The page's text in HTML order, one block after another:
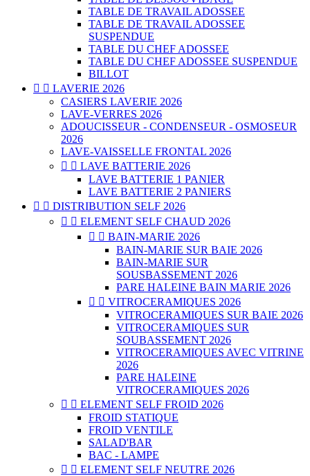
TABLE DE TRAVAIL ADOSSEE
TABLE DE TRAVAIL ADOSSEE
SUSPENDUE
TABLE DU CHEF ADOSSEE
TABLE DU CHEF ADOSSEE SUSPENDUE
BILLOT
  LAVERIE 2026
CASIERS LAVERIE 2026
LAVE-VERRES 2026
ADOUCISSEUR - CONDENSEUR - OSMOSEUR
2026
LAVE-VAISSELLE FRONTAL 2026
  LAVE BATTERIE 2026
LAVE BATTERIE 1 PANIER
LAVE BATTERIE 2 PANIERS
  DISTRIBUTION SELF 2026
  ELEMENT SELF CHAUD 2026
  BAIN-MARIE 2026
BAIN-MARIE SUR BAIE 2026
BAIN-MARIE SUR
SOUSBASSEMENT 2026
PARE HALEINE BAIN MARIE 2026
  VITROCERAMIQUES 2026
VITROCERAMIQUES SUR BAIE 2026
VITROCERAMIQUES SUR
SOUBASSEMENT 2026
VITROCERAMIQUES AVEC VITRINE
2026
PARE HALEINE
VITROCERAMIQUES 2026
  ELEMENT SELF FROID 2026
FROID STATIQUE
FROID VENTILE
SALAD'BAR
BAC - LAMPE
  ELEMENT SELF NEUTRE 2026